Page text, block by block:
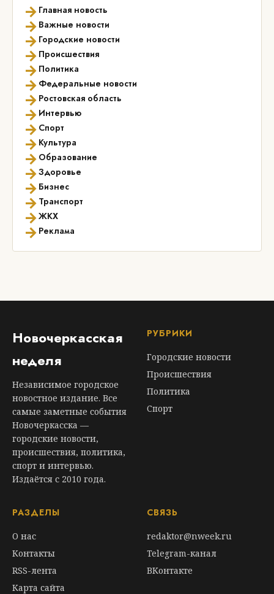
→ Главная новость
→ Важные новости
→ Городские новости
→ Происшествия
→ Политика
→ Федеральные новости
→ Ростовская область
→ Интервью
→ Спорт
→ Культура
→ Образование
→Здоровье
→ Бизнес
→ Транспорт
→ЖКХ
→ Реклама
Новочеркасская
неделя
Независимое городское
новостное издание. Все
самые заметные события
Новочеркасска —
городские новости,
происшествия, политика,
спорт и интервью.
Издаётся с 2010 года.
РУБРИКИ
Городские новости
Происшествия
Политика
Спорт
РАЗДЕЛЫ
О нас
Контакты
RSS-лента
Карта сайта
СВЯЗЬ
redaktor@nweek.ru
Telegram-канал
ВКонтакте